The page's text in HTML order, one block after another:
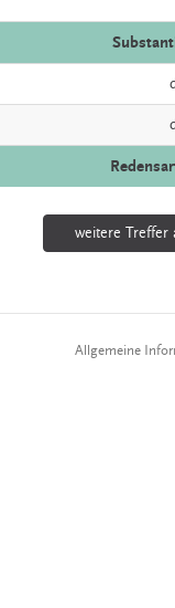
weitere Treffer
Allgemeine